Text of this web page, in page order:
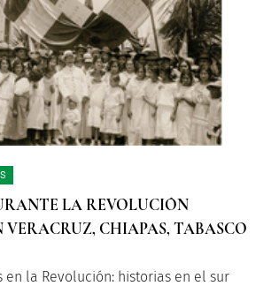
LA REVOLUCIÓN
CHIAPAS, TABASCO
en la Revolución: historias en el sur